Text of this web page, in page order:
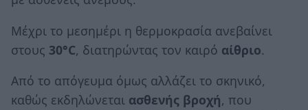
Μέχρι το μεσημέρι η θερμοκρασία ανεβαίνει
στους 30°C, διατηρώντας τον καιρό αίθριο.
Από το απόγευμα όμως αλλάζει το σκηνικό,
καθώς εκδηλώνεται ασθενής βροχή, που